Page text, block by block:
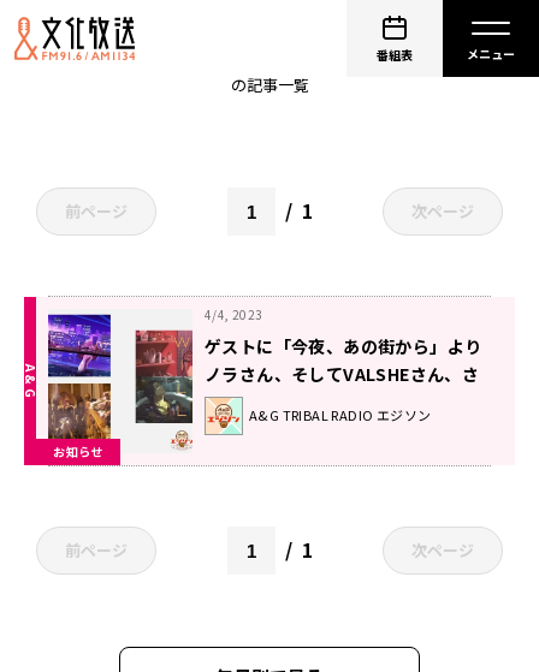
番組表
の記事一覧
前ページ 1 次ページ
お知らせ
4/4, 2023
ゲストに「今夜、あの街から」より
ノラさん、そしてVALSHEさん、さ
らに「Paradox Live」より梶原岳人
さんが登場！エジソン4月8日
A&G TRIBAL RADIO エジソン
前ページ 1 次ページ